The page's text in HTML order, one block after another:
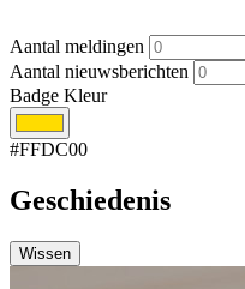
Aantal meldingen
Aantal nieuwsberichten
Badge Kleur
#FFDC00
Geschiedenis
Wissen